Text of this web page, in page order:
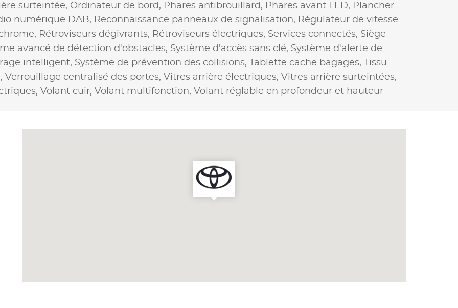
surteintée, Ordinateur de bord, Phares antibrouillard, Phares avant LED, Plancher
numérique DAB, Reconnaissance panneaux de signalisation, Régulateur de vitesse
Rétroviseurs dégivrants, Rétroviseurs électriques, Services connectés, Siège
avancé de détection d'obstacles, Système d'accès sans clé, Système d'alerte de
intelligent, Système de prévention des collisions, Tablette cache bagages,
Tissu
Verrouillage centralisé des portes, Vitres arrière électriques, Vitres arrière surteintées,
Volant cuir, Volant multifonction, Volant réglable en profondeur et hauteur